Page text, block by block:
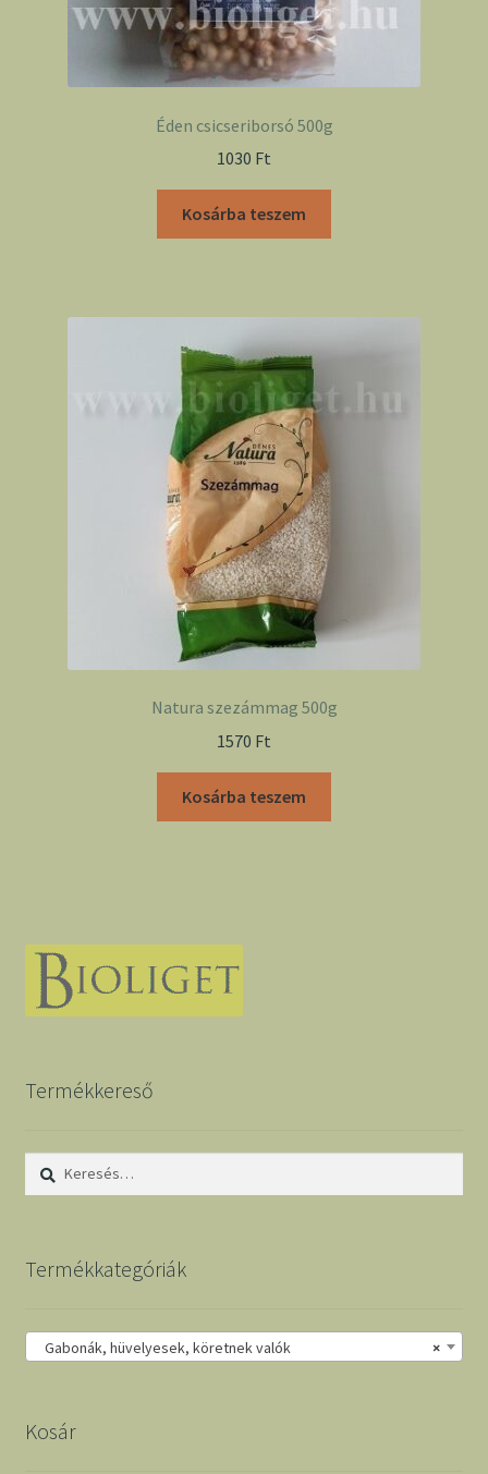
Éden csicseriborsó 500g
1030 Ft
Kosárba teszem
Natura szezámmag 500g
1570 Ft
Kosárba teszem
Termékkereső
Keresés:
Termékkategóriák
×
Gabonák, hüvelyesek, köretnek valók
Kosár